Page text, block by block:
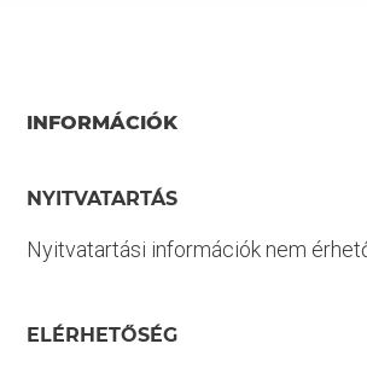
INFORMÁCIÓK
NYITVATARTÁS
Nyitvatartási információk nem
ELÉRHETŐSÉG